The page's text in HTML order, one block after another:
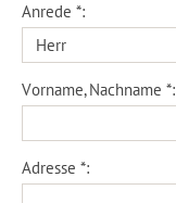
Anrede *:
Vorname, Nachname *:
Adresse *: